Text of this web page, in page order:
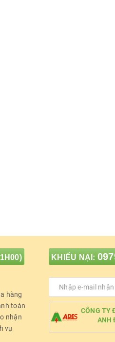
KHIẾU NẠI:
hàng
toán
nhận
vụ
CÔNG TY
ANH